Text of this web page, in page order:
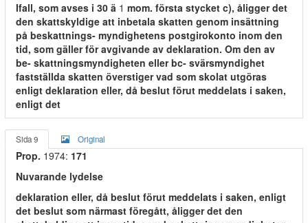
Ifall, som avses i 30 ä 1 mom. första stycket c), åligger det
den skattskyldige att inbetala skatten genom insättning
på beskattnings- myndighetens postgirokonto inom den
tid, som gäller för avgivande av deklaration. Om den av
be- skattningsmyndigheten eller bc- svärsmyndighet
fastställda skatten överstiger vad som skolat utgöras
enligt deklaration eller, då beslut förut meddelats i saken,
enligt det
Sida 9 Original
Prop. 1974: 171
Nuvarande lydelse
deklaration eller, då beslut förut meddelats i saken, enligt
det beslut som närmast föregått, åligger det den